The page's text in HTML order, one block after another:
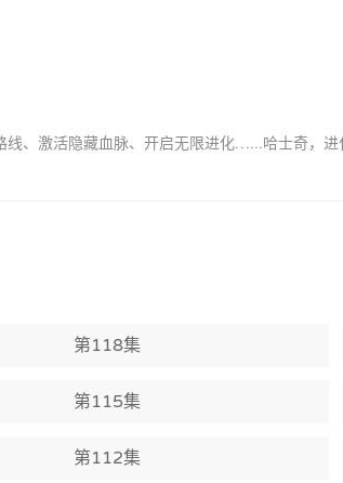
、激活隐藏血脉、开启无限进化…...哈士奇，
第118集
第115集
第112集